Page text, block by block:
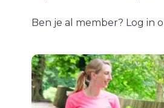
Ben je al member? Log in